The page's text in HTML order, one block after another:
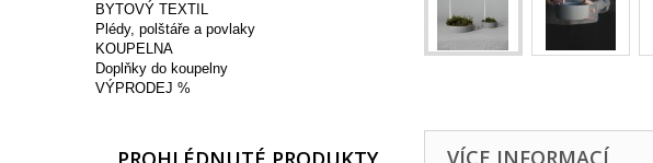
BYTOVÝ TEXTIL
Plédy, polštáře a povlaky
KOUPELNA
Doplňky do koupelny
VÝPRODEJ %